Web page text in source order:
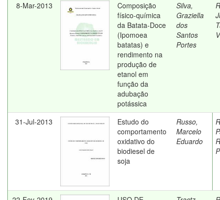
8-Mar-2013
Composição
físico-química
da Batata-Doce
(Ipomoea
batatas) e
rendimento na
produção de
etanol em
função da
adubação
potássica
Silva,
Graziella
dos
Santos
Portes
31-Jul-2013
Estudo do
comportamento
oxidativo do
biodiesel de
soja
Russo,
Marcelo
Eduardo